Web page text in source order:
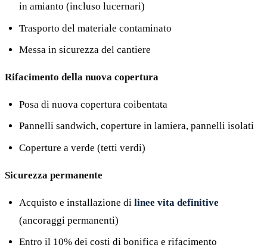
in amianto (incluso lucernari)
Trasporto del materiale contaminato
Messa in sicurezza del cantiere
Rifacimento della nuova copertura
Posa di nuova copertura coibentata
Pannelli sandwich, coperture in lamiera, pannelli isolati
Coperture a verde (tetti verdi)
Sicurezza permanente
Acquisto e installazione di linee vita definitive
(ancoraggi permanenti)
Entro il 10% dei costi di bonifica e rifacimento